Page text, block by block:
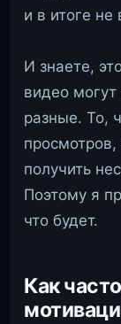
и в итоге
И знаете,
видео
разные. То,
получить
Поэтому я
что будет.
Как